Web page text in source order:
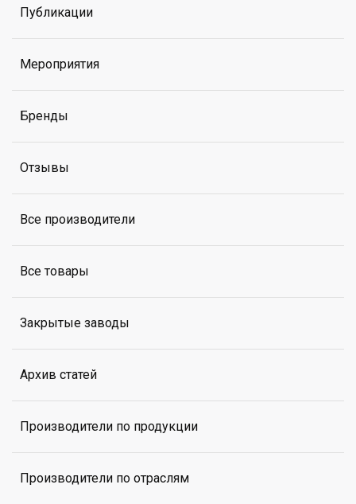
Публикации
Мероприятия
Бренды
Отзывы
Все производители
Все товары
Закрытые заводы
Архив статей
Производители по продукции
Производители по отраслям